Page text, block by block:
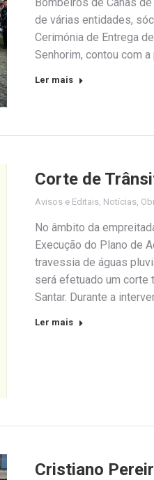
de várias entidades,
Cerimónia de Entrega
Senhorim, contou com
Ler mais
Corte de
Avisos e Editais, Notícias,
No âmbito da
Execução do Plano de
travessia de águas
será efetuado um corte
Santar. Durante a
Ler mais
Cristiano